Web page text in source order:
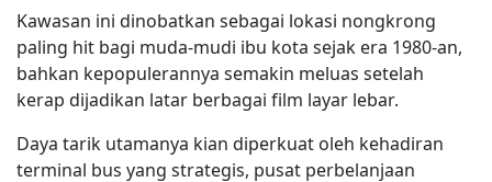
Kawasan ini dinobatkan sebagai lokasi nongkrong
paling hit bagi muda-mudi ibu kota sejak era 1980-an,
bahkan kepopulerannya semakin meluas setelah
kerap dijadikan latar berbagai film layar lebar.
Daya tarik utamanya kian diperkuat oleh kehadiran
terminal bus yang strategis, pusat perbelanjaan